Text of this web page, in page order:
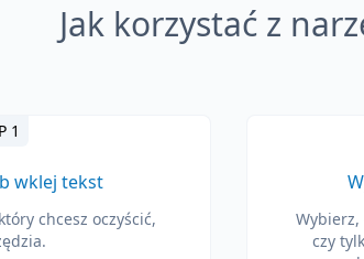
Jak korzystać z
1
wklej tekst
chcesz oczyścić,
Wybierz,
czy